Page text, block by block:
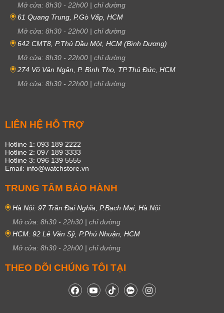
Mở cửa: 8h30 - 22h00 | chỉ đường
61 Quang Trung, P.Gò Vấp, HCM
Mở cửa: 8h30 - 22h00 | chỉ đường
642 CMT8, P.Thủ Dầu Một, HCM (Bình Dương)
Mở cửa: 8h30 - 22h00 | chỉ đường
274 Võ Văn Ngân, P. Bình Thọ, TP.Thủ Đức, HCM
Mở cửa: 8h30 - 22h00 | chỉ đường
LIÊN HỆ HỖ TRỢ
Hotline 1: 093 189 2222
Hotline 2: 097 189 3333
Hotline 3: 096 139 5555
Email: info@watchstore.vn
TRUNG TÂM BẢO HÀNH
Hà Nội: 97 Trần Đại Nghĩa, P.Bạch Mai, Hà Nội
Mở cửa: 8h30 - 22h30 | chỉ đường
HCM: 92 Lê Văn Sỹ, P.Phú Nhuận, HCM
Mở cửa: 8h30 - 22h00 | chỉ đường
THEO DÕI CHÚNG TÔI TẠI